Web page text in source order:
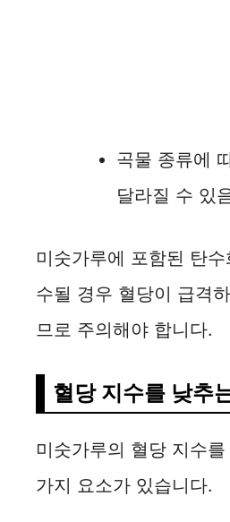
곡물 종류에
달라질 수 있
미숫가루에 포함된 탄
수될 경우 혈당이 급격
므로 주의해야 합니다.
혈당 지수를 낮추
미숫가루의 혈당 지수
가지 요소가 있습니다.